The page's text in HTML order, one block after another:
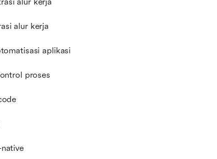
alur kerja
aplikasi
proses